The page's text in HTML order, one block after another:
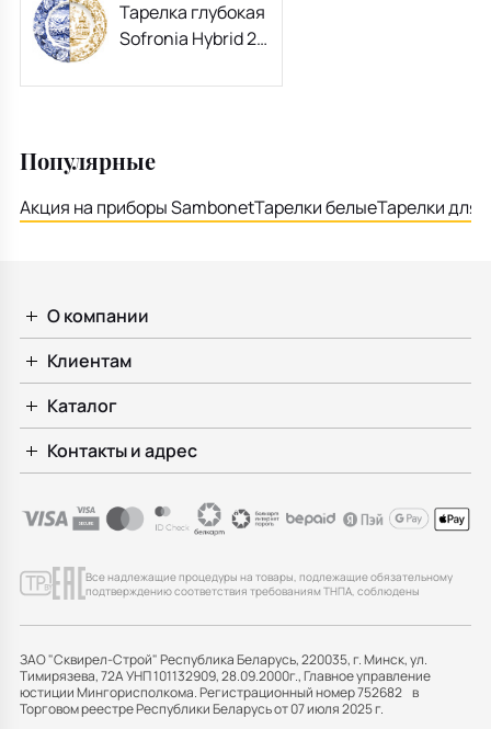
Тарелка глубокая
Sofronia Hybrid 25
Популярные
Акция на приборы SambonetТарелки белыеТарелки для
О компании
Клиентам
Каталог
Контакты и адрес
Все надлежащие процедуры на товары, подлежащие обязательному
подтверждению соответствия требованиям ТНПА, соблюдены
ЗАО "Сквирел-Строй" Республика Беларусь, 220035, г. Минск, ул.
Тимирязева, 72А УНП 101132909, 28.09.2000г., Главное управление
юстиции Мингорисполкома. Регистрационный номер 752682 в
Торговом реестре Республики Беларусь от 07 июля 2025 г.